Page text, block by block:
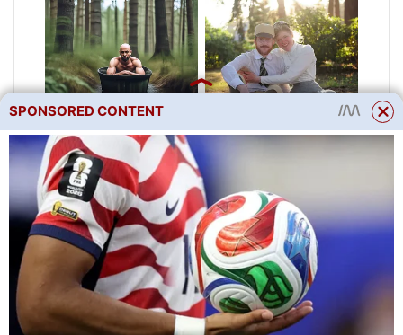
Stejně tak ve dnech 5 a 7.
Vyrostlé krystaly zkoumáme
SPONSORED CONTENT